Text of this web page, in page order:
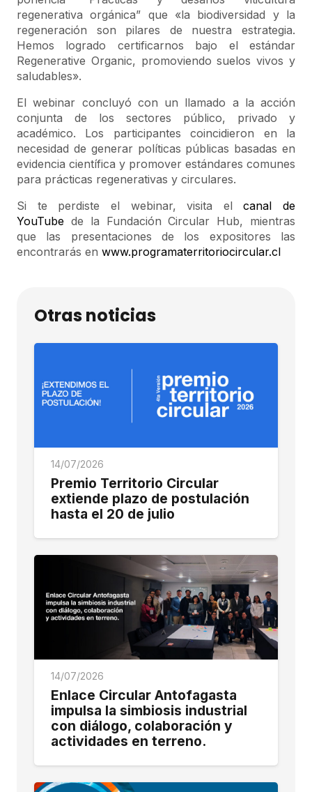
regenerativa orgánica” que «la biodiversidad y la
regeneración son pilares de nuestra estrategia.
Hemos logrado certificarnos bajo el estándar
Regenerative Organic, promoviendo suelos vivos y
saludables».
El webinar concluyó con un llamado a la acción
conjunta de los sectores público, privado y
académico. Los participantes coincidieron en la
necesidad de generar políticas públicas basadas en
evidencia científica y promover estándares comunes
para prácticas regenerativas y circulares.
Si te perdiste el webinar, visita elcanal de
YouTube de la Fundación Circular Hub, mientras
que las presentaciones de los expositores las
encontrarás en www.programaterritoriocircular.cl
Otras noticias
14/07/2026
Premio Territorio Circular
extiende plazo de postulación
hasta el 20 de julio
14/07/2026
Enlace Circular Antofagasta
impulsa la simbiosis industrial
con diálogo, colaboración y
actividades en terreno.